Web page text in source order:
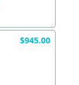
$945.00